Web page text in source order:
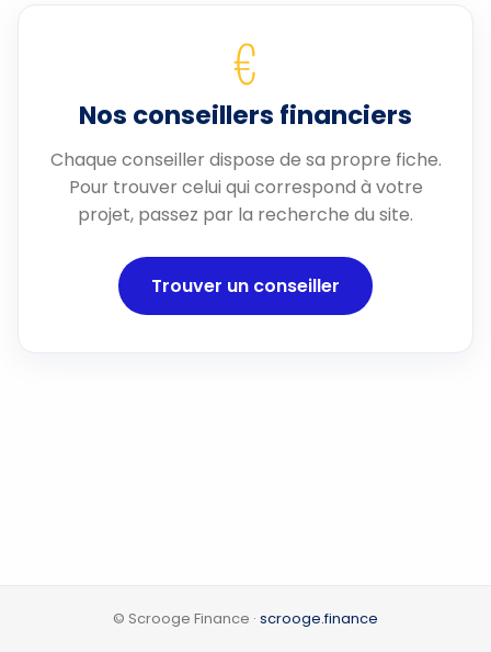
€
Nos conseillers financiers
Chaque conseiller dispose de sa propre fiche.
Pour trouver celui qui correspond à votre
projet, passez par la recherche du site.
Trouver un conseiller
© Scrooge Finance · scrooge.finance